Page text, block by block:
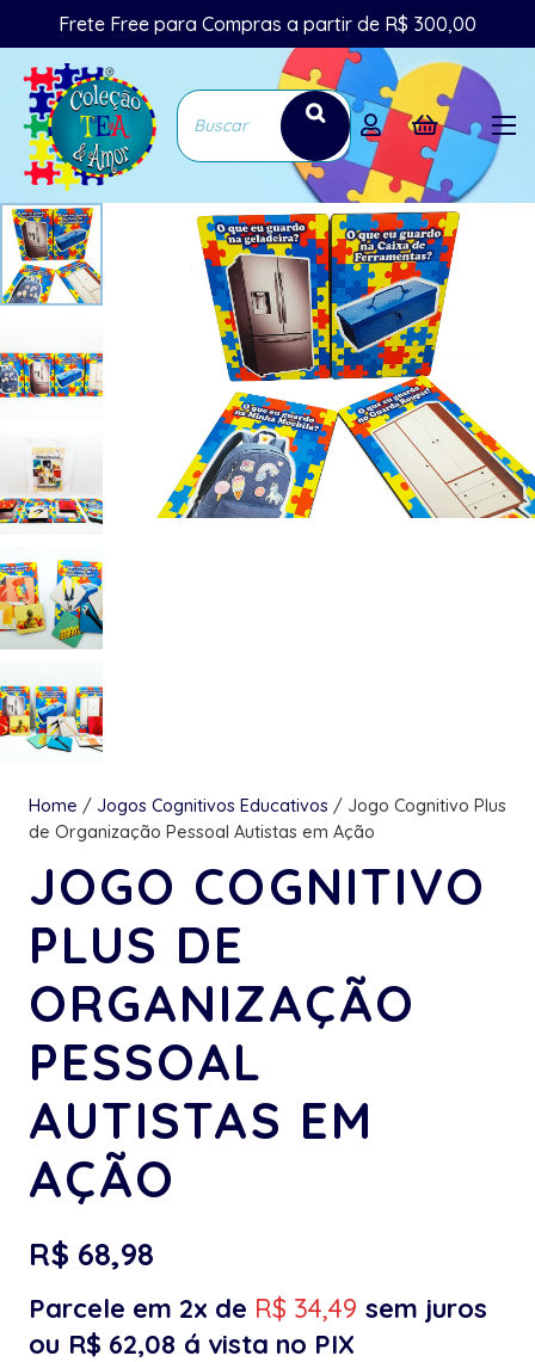
Frete Free para Compras a partir de R$ 300,00
Home / Jogos Cognitivos Educativos / Jogo Cognitivo Plus
de Organização Pessoal Autistas em Ação
JOGO COGNITIVO
PLUS DE
ORGANIZAÇÃO
PESSOAL
AUTISTAS EM
AÇÃO
R$ 68,98
Parcele em 2x de R$ 34,49 sem juros
ou R$ 62,08 á vista no PIX